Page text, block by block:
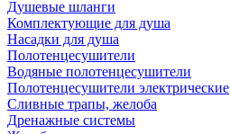
Душевые шланги
Комплектующие для душа
Насадки для душа
Полотенцесушители
Водяные полотенцесушители
Полотенцесушители электрические
Сливные трапы, желоба
Дренажные системы